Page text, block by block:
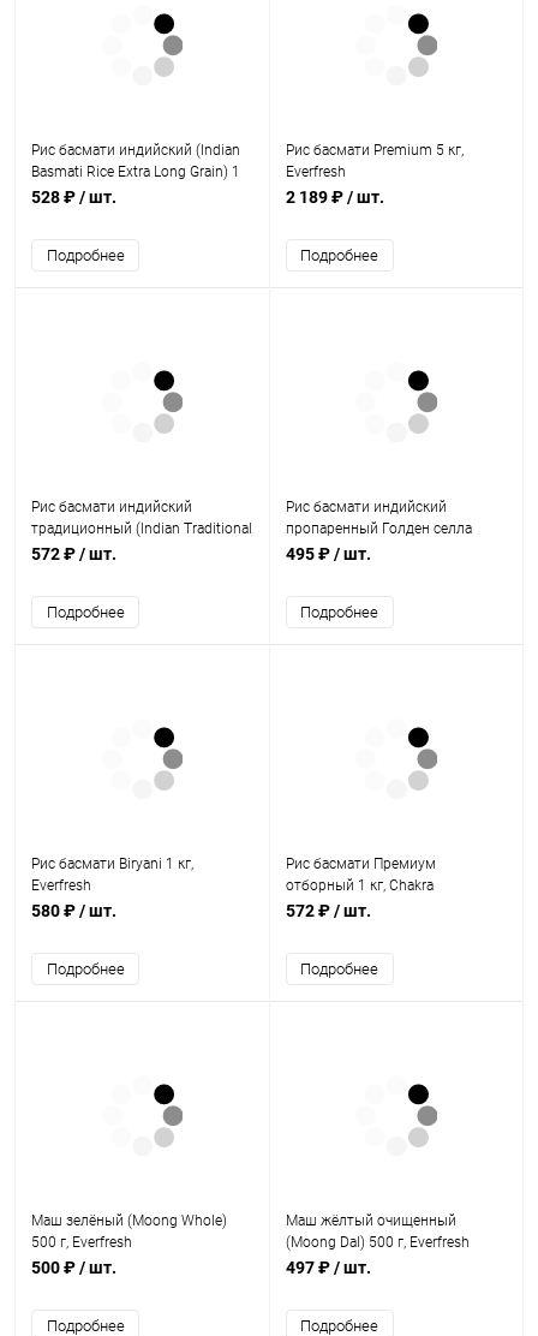
Рис басмати индийский (Indian
Basmati Rice Extra Long Grain) 1
кг, Nano Sri
528 ₽/ шт.
Подробнее
Рис басмати Premium 5 кг,
Everfresh
2 189 ₽/ шт.
Подробнее
Рис басмати индийский
традиционный (Indian Traditional
Basmati Rice) 1 кг, Nano Sri
572 ₽/ шт.
Подробнее
Рис басмати индийский
пропаренный Голден селла
(Indian Golden Sella Basmati Rice)
495 ₽/ шт.
Подробнее
Рис басмати Biryani 1 кг,
Everfresh
580 ₽/ шт.
Подробнее
Рис басмати Премиум
отборный 1 кг, Chakra
572 ₽/ шт.
Подробнее
Маш зелёный (Moong Whole)
500 г, Everfresh
500 ₽/ шт.
Подробнее
Маш жёлтый очищенный
(Moong Dal) 500 г, Everfresh
497 ₽/ шт.
Подробнее